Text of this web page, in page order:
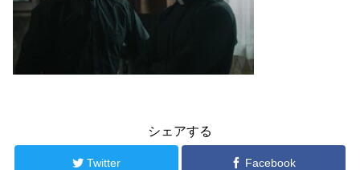
シェアする
Twitter Facebook